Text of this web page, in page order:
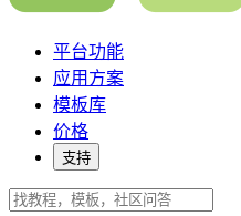
平台功能
应用方案
模板库
价格
支持